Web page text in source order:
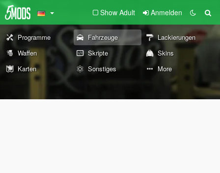
Show Adult Anmelden
Programme Fahrzeuge
Lackierungen
Waffen
Skripte
Skins
Karten
Sonstiges More